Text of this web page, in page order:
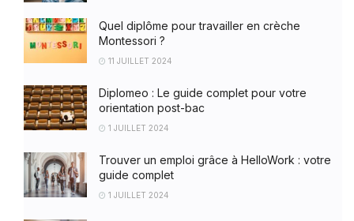
Quel diplôme pour travailler en crèche
Montessori ?
11 JUILLET 2024
Diplomeo : Le guide complet pour votre
orientation post-bac
1 JUILLET 2024
Trouver un emploi grâce à HelloWork : votre
guide complet
1 JUILLET 2024